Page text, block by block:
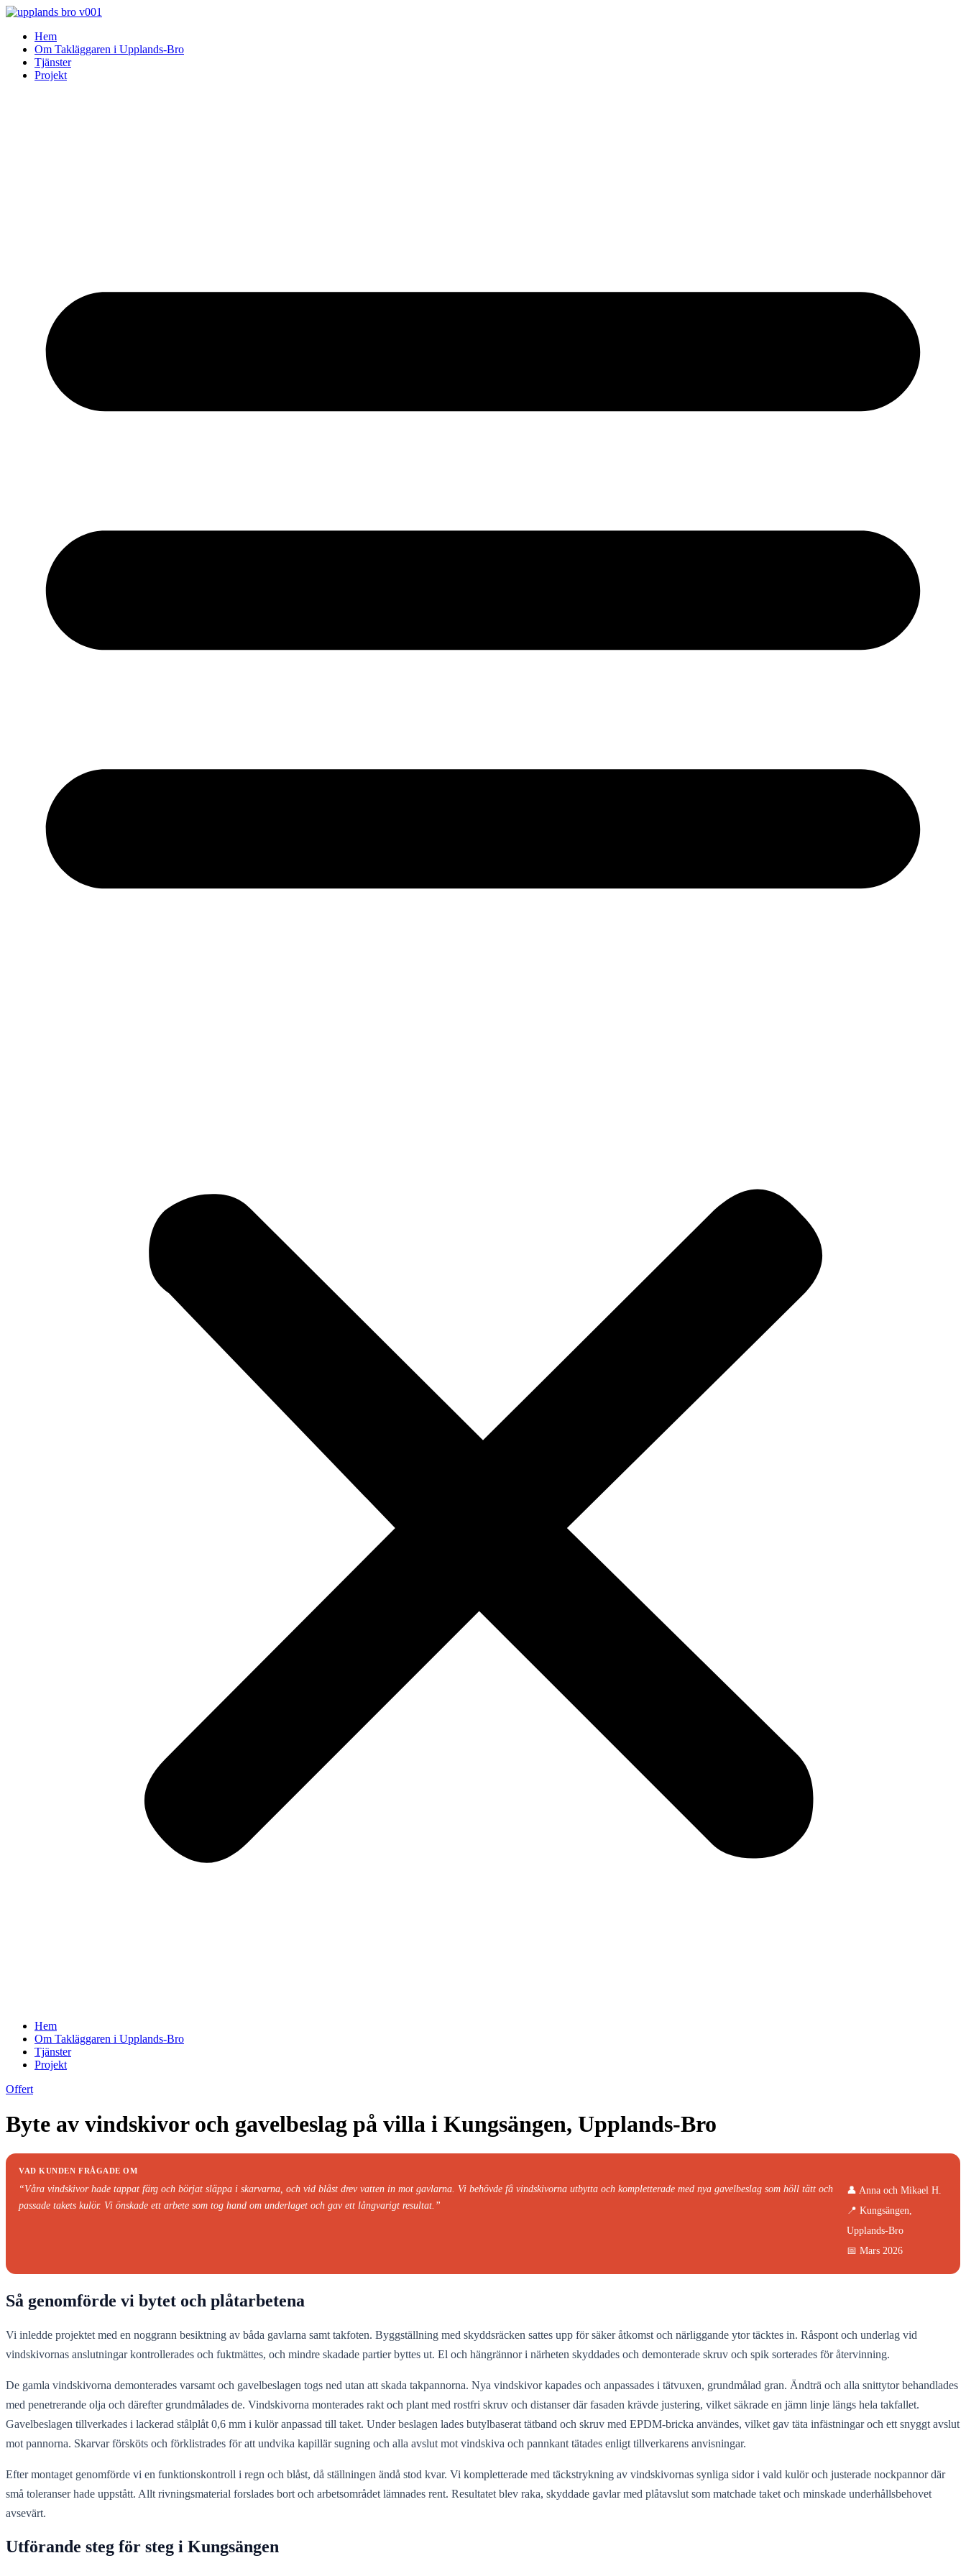
Skip
contentHem
Om Takläggaren i Upplands-Bro
Tjänster
Projekt
Hem
Om Takläggaren i Upplands-Bro
Tjänster
Projekt
Offert
Byte av vindskivor och gavelbeslag på villa i Kungsängen, Upplands-Bro
VAD KUNDEN FRÅGADE OM
“Våra vindskivor hade tappat färg och börjat släppa i skarvarna, och vid blåst drev vatten in mot gavlarna. Vi behövde få vindskivorna utbytta och kompletterade med nya gavelbeslag som höll tätt och
passade takets kulör. Vi önskade ett arbete som tog hand om underlaget och gav ett långvarigt resultat.”
👤 Anna och Mikael H.
📍 Kungsängen,
Upplands-Bro
📅 Mars 2026
Så genomförde vi bytet och plåtarbetena
Vi inledde projektet med en noggrann besiktning av båda gavlarna samt takfoten. Byggställning med skyddsräcken sattes upp för säker åtkomst och närliggande ytor täcktes in. Råspont och underlag vid
vindskivornas anslutningar kontrollerades och fuktmättes, och mindre skadade partier byttes ut. El och hängrännor i närheten skyddades och demonterade skruv och spik sorterades för återvinning.
De gamla vindskivorna demonterades varsamt och gavelbeslagen togs ned utan att skada takpannorna. Nya vindskivor kapades och anpassades i tätvuxen, grundmålad gran. Ändträ och alla snittytor behandlades
med penetrerande olja och därefter grundmålades de. Vindskivorna monterades rakt och plant med rostfri skruv och distanser där fasaden krävde justering, vilket säkrade en jämn linje längs hela takfallet.
Gavelbeslagen tillverkades i lackerad stålplåt 0,6 mm i kulör anpassad till taket. Under beslagen lades butylbaserat tätband och skruv med EPDM-bricka användes, vilket gav täta infästningar och ett snyggt avslut
mot pannorna. Skarvar försköts och förklistrades för att undvika kapillär sugning och alla avslut mot vindskiva och pannkant tätades enligt tillverkarens anvisningar.
Efter montaget genomförde vi en funktionskontroll i regn och blåst, då ställningen ändå stod kvar. Vi kompletterade med täckstrykning av vindskivornas synliga sidor i vald kulör och justerade nockpannor där
små toleranser hade uppstått. Allt rivningsmaterial forslades bort och arbetsområdet lämnades rent. Resultatet blev raka, skyddade gavlar med plåtavslut som matchade taket och minskade underhållsbehovet
avsevärt.
Utförande steg för steg i Kungsängen